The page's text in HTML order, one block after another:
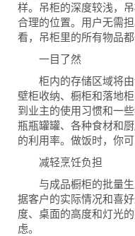
样。吊柜的深度较浅，
合理的位置。用户无需
看，吊柜里的所有物品
一目了然
柜内的存储区域将由
壁柜收纳、橱柜和落地
到业主的使用习惯和一
瓶瓶罐罐、各种食材和
的利用率。做饭时，你
减轻烹饪负担
与成品橱柜的批量生
据客户的实际情况和喜
度、桌面的高度和灯光
虑。